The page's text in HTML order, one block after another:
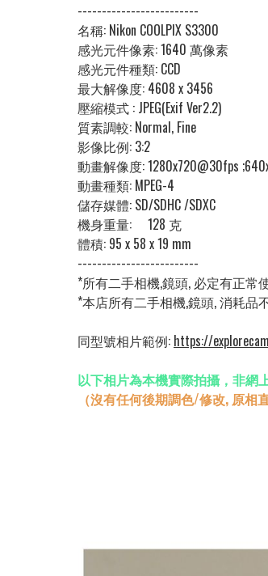
-------------------------
名稱: Nikon COOLPIX S3300
感光元件像素:1640 萬像素
感光元件種類: CCD
最大解像度: 4608 x 3456
壓縮模式 : JPEG(Exif Ver2.2)
質素調較: Normal, Fine
影像比例: 3:2
動畫解像度:1280x720@30fps
動畫種類: MPEG-4
儲存媒體: SD/SDHC /SDXC
機身重量:
128 克
體積: 95 x 58 x 19 mm
-------------------------
*所有二手相機,鏡頭, 必定有正常
*本店所有二手相機,鏡頭, 消耗品
同型號相片範例: https://
以下相片為本機實際拍攝，非網
（沒有任何後期調色/修改, 原相